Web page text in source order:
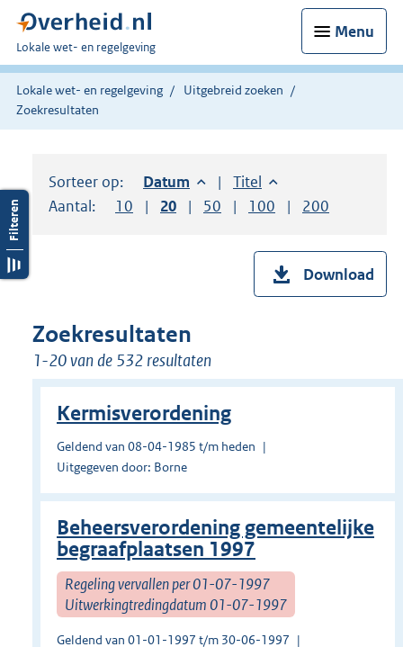
Menu
U
bent
hier:
Lokale wet- en regelgeving
Lokale wet- en regelgeving
Uitgebreid zoeken
Zoekresultaten
Sorteer op: Sorteer op:
Datum aflopendSorteer op:
Titel oplopend
Aantal:
Toon
10 resultaten per pagina
Toon
20 resultaten per pagina
Toon
50 resultaten per pagina
Toon
100 resultaten per
Toon
200
Download
Zoekresultaten
1-20 van de 532 resultaten
Kermisverordening
Geldend van 08-04-1985 t/m heden
Uitgegeven door: Borne
Beheersverordening gemeentelijke
begraafplaatsen 1997
Regeling vervallen per 01-07-1997
Uitwerkingtredingdatum 01-07-1997
Geldend van 01-01-1997 t/m 30-06-1997